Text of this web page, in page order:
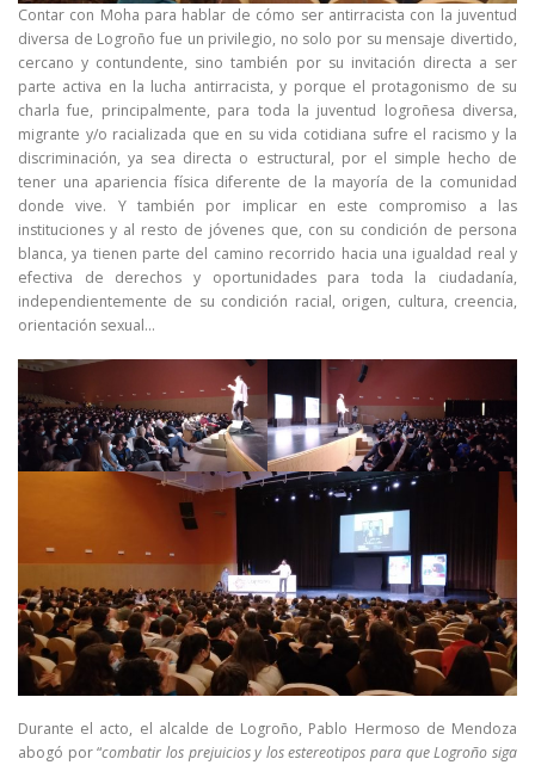
Contar con Moha para hablar de cómo ser antirracista con la juventud
diversa de Logroño fue un privilegio, no solo por su mensaje divertido,
cercano y contundente, sino también por su invitación directa a ser
parte activa en la lucha antirracista, y porque el protagonismo de su
charla fue, principalmente, para toda la juventud logroñesa diversa,
migrante y/o racializada que en su vida cotidiana sufre el racismo y la
discriminación, ya sea directa o estructural, por el simple hecho de
tener una apariencia física diferente de la mayoría de la comunidad
donde vive. Y también por implicar en este compromiso a las
instituciones y al resto de jóvenes que, con su condición de persona
blanca, ya tienen parte del camino recorrido hacia una igualdad real y
efectiva de derechos y oportunidades para toda la ciudadanía,
independientemente de su condición racial, origen, cultura, creencia,
orientación sexual…
Durante el acto, el alcalde de Logroño, Pablo Hermoso de Mendoza
abogó por “combatir los prejuicios y los estereotipos para que Logroño siga